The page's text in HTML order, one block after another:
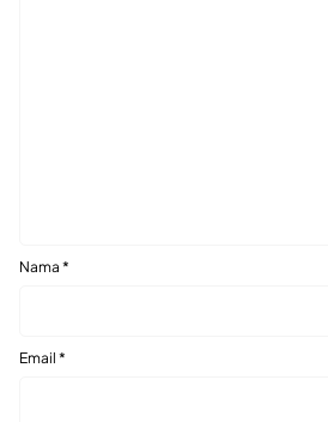
Nama *
Email *